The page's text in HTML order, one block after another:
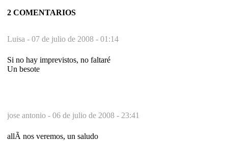
2 COMENTARIOS
Luisa - 07 de julio de 2008 - 01:14
Si no hay imprevistos, no faltaré
Un besote
jose antonio - 06 de julio de 2008 - 23:41
allÃ­ nos veremos, un saludo